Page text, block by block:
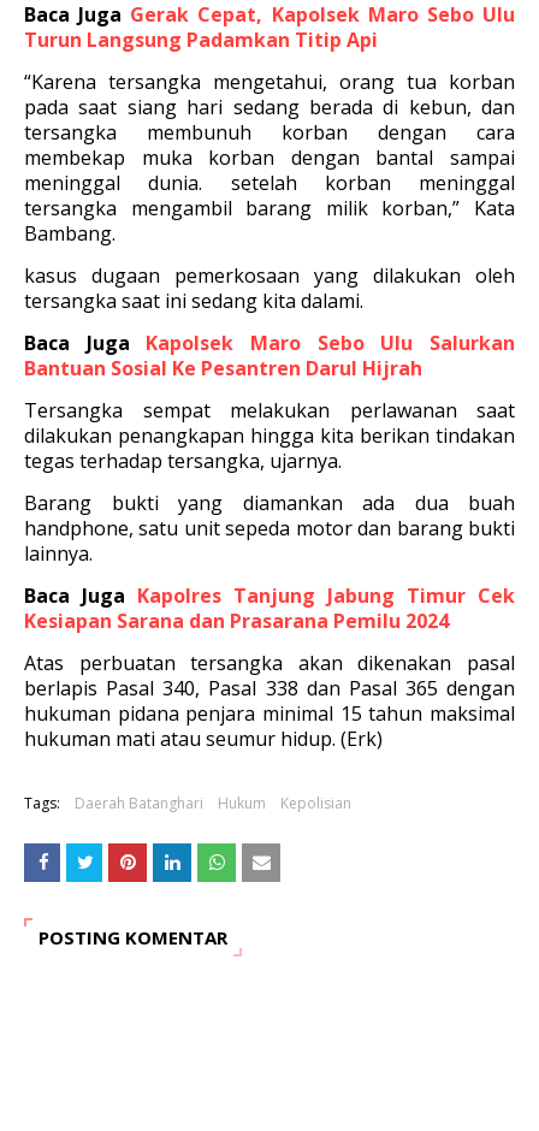
Baca Juga Gerak Cepat, Kapolsek Maro Sebo Ulu
Turun Langsung Padamkan Titip Api
“Karena tersangka mengetahui, orang tua korban
pada saat siang hari sedang berada di kebun, dan
tersangka membunuh korban dengan cara
membekap muka korban dengan bantal sampai
meninggal dunia. setelah korban meninggal
tersangka mengambil barang milik korban,” Kata
Bambang.
kasus dugaan pemerkosaan yang dilakukan oleh
tersangka saat ini sedang kita dalami.
Baca Juga
Kapolsek Maro Sebo Ulu Salurkan
Bantuan Sosial Ke Pesantren Darul Hijrah
Tersangka sempat melakukan perlawanan saat
dilakukan penangkapan hingga kita berikan tindakan
tegas terhadap tersangka, ujarnya.
Barang bukti yang diamankan ada dua buah
handphone, satu unit sepeda motor dan barang bukti
lainnya.
Baca Juga Kapolres Tanjung Jabung Timur Cek
Kesiapan Sarana dan Prasarana Pemilu 2024
Atas perbuatan tersangka akan dikenakan pasal
berlapis Pasal 340, Pasal 338 dan Pasal 365 dengan
hukuman pidana penjara minimal 15 tahun maksimal
hukuman mati atau seumur hidup. (Erk)
Tags: Daerah Batanghari Hukum Kepolisian
POSTING KOMENTAR